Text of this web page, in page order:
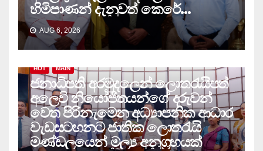
හිමිපාණන් දැනුවත් කෙරේ…
AUG 6, 2026
HOT MAIN
ජනාධිපති අරමුදලෙන් ලොතරැයිපත්
අලෙවි නියෝජිතයන්ගේ දරුවන්
වෙත පිරිනැමෙන අධ්‍යාපනික ආධාර
වැඩසටහනට ජාතික ලොතරැයි
මණ්ඩලයෙන් මූල්‍ය අනුග්‍රහයක්